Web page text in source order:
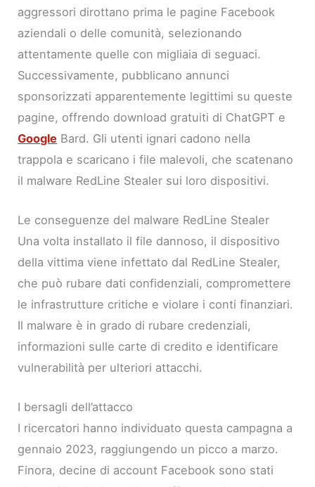
aggressori dirottano prima le pagine Facebook
aziendali o delle comunità, selezionando
attentamente quelle con migliaia di seguaci.
Successivamente, pubblicano annunci
sponsorizzati apparentemente legittimi su queste
pagine, offrendo download gratuiti di ChatGPT e
Google Bard. Gli utenti ignari cadono nella
trappola e scaricano i file malevoli, che scatenano
il malware RedLine Stealer sui loro dispositivi.
Le conseguenze del malware RedLine Stealer
Una volta installato il file dannoso, il dispositivo
della vittima viene infettato dal RedLine Stealer,
che può rubare dati confidenziali, compromettere
le infrastrutture critiche e violare i conti finanziari.
Il malware è in grado di rubare credenziali,
informazioni sulle carte di credito e identificare
vulnerabilità per ulteriori attacchi.
I bersagli dell’attacco
I ricercatori hanno individuato questa campagna a
gennaio 2023, raggiungendo un picco a marzo.
Finora, decine di account Facebook sono stati